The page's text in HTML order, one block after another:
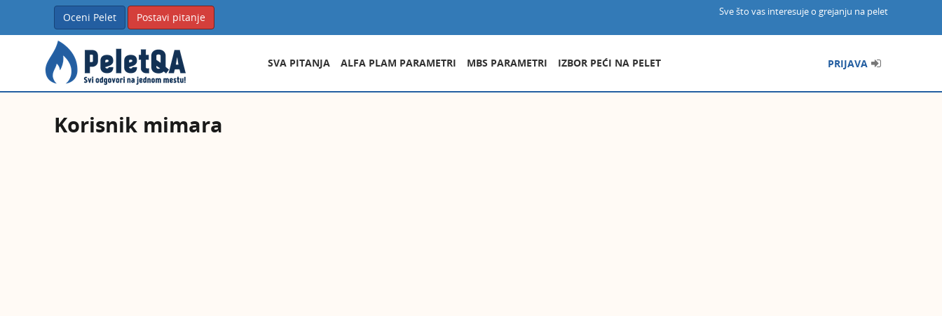
Oceni Pelet Postavi pitanje Sve što vas interesuje o grejanju na pelet
PRIJAVA
SVA PITANJA ALFA PLAM PARAMETRI MBS PARAMETRI IZBOR PEĆI NA PELET
Korisnik mimara